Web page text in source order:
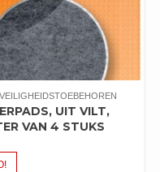
VEILIGHEIDSTOEBEHOREN
UIT VILT,
VAN 4 STUKS